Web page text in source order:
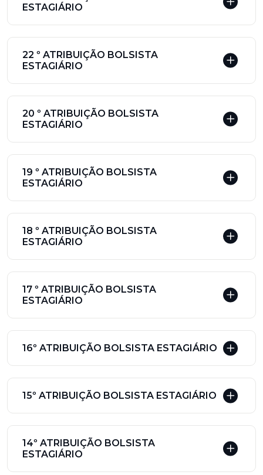
ESTAGIÁRIO
22 º ATRIBUIÇÃO BOLSISTA
ESTAGIÁRIO
20 º ATRIBUIÇÃO BOLSISTA
ESTAGIÁRIO
19 º ATRIBUIÇÃO BOLSISTA
ESTAGIÁRIO
18 º ATRIBUIÇÃO BOLSISTA
ESTAGIÁRIO
17 º ATRIBUIÇÃO BOLSISTA
ESTAGIÁRIO
16º ATRIBUIÇÃO BOLSISTA ESTAGIÁRIO
15º ATRIBUIÇÃO BOLSISTA ESTAGIÁRIO
14º ATRIBUIÇÃO BOLSISTA
ESTAGIÁRIO